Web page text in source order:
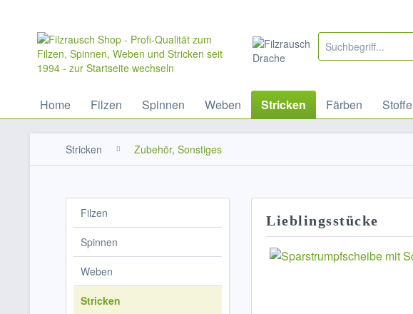
Home Filzen Spinnen Weben Stricken Färben Stoffe
Stricken Zubehör, Sonstiges
Filzen
Spinnen
Weben
Stricken
Lieblingsstücke